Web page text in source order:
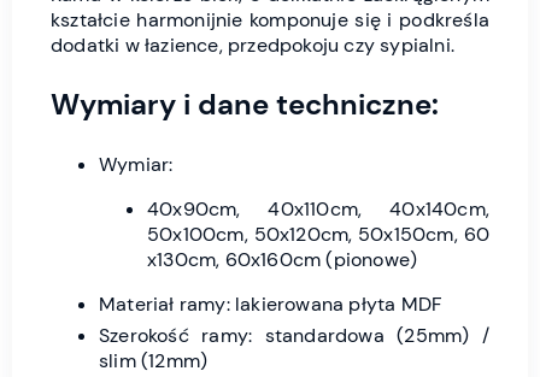
kształcie harmonijnie komponuje się i podkreśla
dodatki w łazience, przedpokoju czy sypialni.
Wymiary i dane techniczne:
Wymiar:
40x90cm, 40x110cm, 40x140cm,
50x100cm, 50x120cm, 50x150cm, 60
x130cm, 60x160cm (pionowe)
Materiał ramy: lakierowana płyta MDF
Szerokość ramy: standardowa (25mm) /
slim (12mm)